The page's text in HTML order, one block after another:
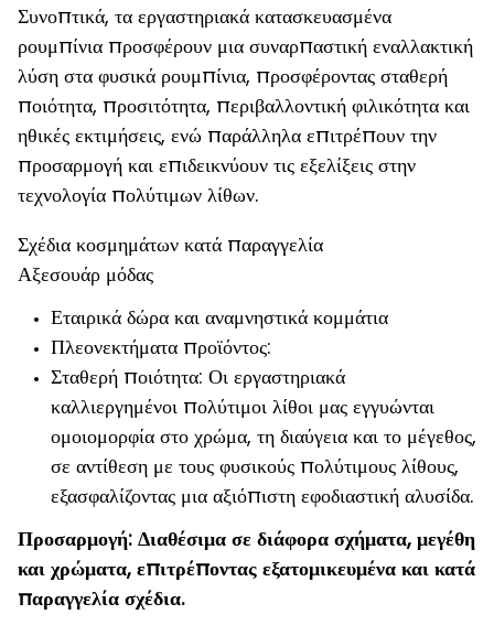
Συνοπτικά, τα εργαστηριακά κατασκευασμένα
ρουμπίνια προσφέρουν μια συναρπαστική εναλλακτική
λύση στα φυσικά ρουμπίνια, προσφέροντας σταθερή
ποιότητα, προσιτότητα, περιβαλλοντική φιλικότητα και
ηθικές εκτιμήσεις, ενώ παράλληλα επιτρέπουν την
προσαρμογή και επιδεικνύουν τις εξελίξεις στην
τεχνολογία πολύτιμων λίθων.
Σχέδια κοσμημάτων κατά παραγγελία
Αξεσουάρ μόδας
Εταιρικά δώρα και αναμνηστικά κομμάτια
Πλεονεκτήματα προϊόντος:
Σταθερή ποιότητα: Οι εργαστηριακά
καλλιεργημένοι πολύτιμοι λίθοι μας εγγυώνται
ομοιομορφία στο χρώμα, τη διαύγεια και το μέγεθος,
σε αντίθεση με τους φυσικούς πολύτιμους λίθους,
εξασφαλίζοντας μια αξιόπιστη εφοδιαστική αλυσίδα.
Προσαρμογή: Διαθέσιμα σε διάφορα σχήματα, μεγέθη
και χρώματα, επιτρέποντας εξατομικευμένα και κατά
παραγγελία σχέδια.